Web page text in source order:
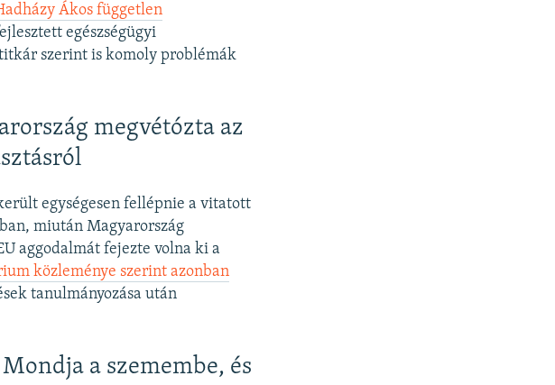
Ákos független
egészségügyi
szerint is komoly problémák
megvétózta az
egységesen fellépnie a vitatott
miután Magyarország
aggodalmát fejezte volna ki a
közleménye szerint azonban
tanulmányozása után
a szemembe, és